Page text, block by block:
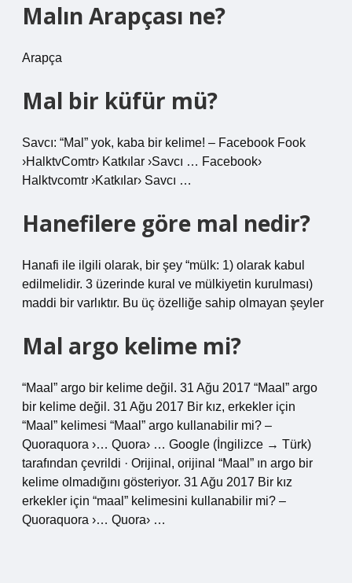
Malın Arapçası ne?
Arapça
Mal bir küfür mü?
Savcı: “Mal” yok, kaba bir kelime! – Facebook Fook
›HalktvComtr› Katkılar ›Savcı … Facebook›
Halktvcomtr ›Katkılar› Savcı …
Hanefilere göre mal nedir?
Hanafi ile ilgili olarak, bir şey “mülk: 1) olarak kabul
edilmelidir. 3 üzerinde kural ve mülkiyetin kurulması)
maddi bir varlıktır. Bu üç özelliğe sahip olmayan şeyler
Mal argo kelime mi?
“Maal” argo bir kelime değil. 31 Ağu 2017 “Maal” argo
bir kelime değil. 31 Ağu 2017 Bir kız, erkekler için
“Maal” kelimesi “Maal” argo kullanabilir mi? –
Quoraquora ›… Quora› … Google (İngilizce → Türk)
tarafından çevrildi · Orijinal, orijinal “Maal” ın argo bir
kelime olmadığını gösteriyor. 31 Ağu 2017 Bir kız
erkekler için “maal” kelimesini kullanabilir mi? –
Quoraquora ›… Quora› …